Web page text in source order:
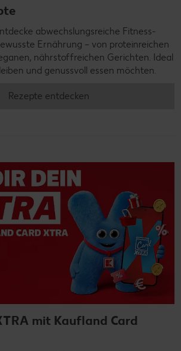
abwechslungsreiche Fitness-
Ernährung – von proteinreichen
nährstoffreichen Gerichten. Ideal
und genussvoll essen möchten.
Rezepte entdecken
mit Kaufland Card